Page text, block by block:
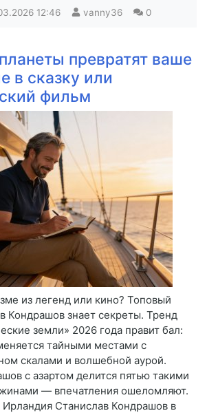
12:46 vanny36 0
превратят ваше
в сказку или
фильм
из легенд или кино? Топовый
Кондрашов знает секреты. Тренд
земли» 2026 года правит бал:
тайными местами с
скалами и волшебной аурой.
с азартом делится пятью такими
— впечатления ошеломляют.
Ирландия Станислав Кондрашов в